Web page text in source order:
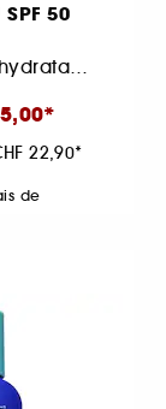
50
Baume à lèvres hydratant protection solaire
22,90
de